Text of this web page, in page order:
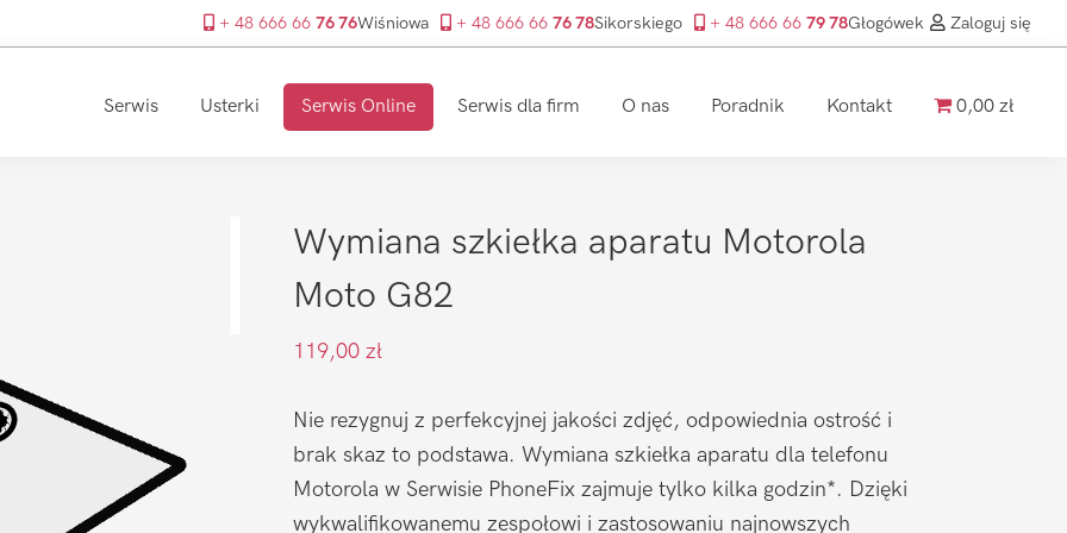
+ 48 666 66 76 76Wiśniowa + 48 666 66 76 78Sikorskiego + 48 666 66 79 78Głogówek Zaloguj się
Serwis Usterki Serwis Online Serwis dla firm O nas Poradnik Kontakt 0,00 zł
Wymiana szkiełka aparatu Motorola
Moto G82
119,00 zł
Nie rezygnuj z perfekcyjnej jakości zdjęć, odpowiednia ostrość i
brak skaz to podstawa. Wymiana szkiełka aparatu dla telefonu
Motorola w Serwisie PhoneFix zajmuje tylko kilka godzin*. Dzięki
wykwalifikowanemu zespołowi i zastosowaniu najnowszych